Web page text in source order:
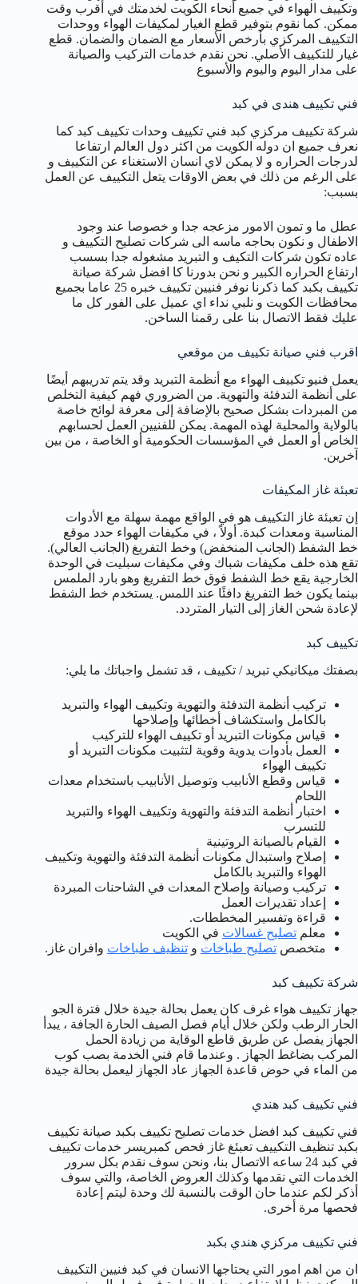
وتكييف الهواء في جميع أنحاء الكويت لخدمتك في أقرب وقت
ممكن. كما نقوم بتوفير قطع الغيار لمكيفات الهواء ووحدات
التكييف المركزي بأرخص الأسعار مع الضمان والضمان. قطع
غيار للتكييف الأصلي. نحن نقدم خدمات التركيب والصيانة
على مدار اليوم واليوم والأسبوع
فني تكييف هندى في كبد
شركة تكييف مركزي كبد فني تكييف وحدات تكييف كبد كما
نعرف جميع ان دوله الكويت من اكثر دول العالم ارتفاعا
لدرجات الحراره و لا يمكن لاي انسان الاستغناء عن التكييف و
على الرغم من ذلك في بعض الاوقات يتعل التكييف عن العمل
بسبب:
عطل ما و تمون الامور مزعجه جدا و خصوصا عند وجود
الاطفال و نكون بحاجه ماسه الى شركات تصليح التكييف و
عاده تكون شركات التكيف و التبريد مشغوله جدا بسسب
ارتفاع الحراره الكبير و نحن بدورنا كا افضل شركة صيانة
تكييف بكبد كما ذكرنا نوفر فنيين تكييف خبره 25 عاما بجميع
محافظات الكويت و نلبي نداء اي عميل على الفور كل ما
عليك فقط الاتصال بنا على رقمنا الساخن.
اقرب فني صيانة تكييف من موقعي
يعمل فنيو تكييف الهواء مع أنظمة التبريد وقد يتم تدريبهم أيضًا
على أنظمة التدفئة والتهوية. من الضروري فهم كيفية التخلص
من المبردات بشكل صحيح بالإضافة إلى معرفة لوائح خاصة
بالولاية والمحلية لهذه المهمة. يمكن للفنيين العمل لحسابهم
الخاص أو العمل في المؤسسات الحكومية أو الخاصة ، من بين
آخرين.
تعبئة غاز المكيفات
إن تعبئة غاز التكييف هو في الواقع مهمة سهلة مع الأدوات
المناسبة ومعدات كبدة. أولاً ، في مكيفات الهواء حدد موقع
خط الشفط (الجانب المنخفض) وخط التفريغ (الجانب العالي).
تقع هذه خلف مكيفات شباك وفي مكيفات سبليت في الوحدة
الخارجية يقع خط الشفط فوق خط التفريغ وهو بارد الملمس
بينما يكون خط التفريغ دافئًا عند اللمس. يستخدم خط الشفط
لإعادة شحن الغاز إلى التيار المتردد.
تكييف كبد
بصفتك ميكانيكي تبريد / تكييف ، قد تشمل واجباتك ما يلي:
تركيب أنظمة التدفئة والتهوية وتكييف الهواء والتبريد
بالكامل واستكشاف أخطائها وإصلاحها
قياس مكونات التبريد أو تكييف الهواء للتركيب
العمل بأدوات يدوية وقوية لتثبيت مكونات التبريد أو
تكييف الهواء
قياس وقطع الأنابيب وتوصيل الأنابيب باستخدام معدات
اللحام
اختبار أنظمة التدفئة والتهوية وتكييف الهواء والتبريد
للتسرب
القيام بالصيانة الروتينية
إصلاح واستبدال مكونات أنظمة التدفئة والتهوية وتكييف
الهواء والتبريد بالكامل
تركيب وصيانة وإصلاح المعدات في الشاحنات المبردة
إعداد تقديرات العمل
قراءة وتفسير المخططات.
معلم تصليح غسالات في الكويت
متخصص تصليح طباخات و تنظيف طباخات وافران غاز.
شركة تكييف كبد
جهاز تكييف هواء غرف كان يعمل بحالة جيدة خلال فترة الجو
الحار الرطب ولكن خلال أيام فصل الصيف الحارة الجافة ، يبدأ
الجهاز يفصل عن طريق قاطع الوقاية من زيادة الحمل
المركب بضاغط الجهاز . وعندما قام فني الخدمة بصب كوب
من الماء في حوض قاعدة الجهاز عاد الجهاز ليعمل بحالة جيدة
فني تكييف كبد هندي
فني تكييف كبد افضل خدمات تصليح تكييف بكبد صيانة تكييف
بكبد تنظيف التكييف تعبئغ غاز فحص كمبريسر خدمات تكييف
في كبد 24 ساعه الاتصال بنا، ونحن سوف نقدم بكل سرور
الخدمات التي نقدمها وكذلك العروض الخاصة، والتي سوف
أذكر لكم عندما حان الوقت بالنسبة لك وحدة ليتم إعادة
فحصها مرة أخرى.
فني تكييف مركزي هندي بكبد
ان من اهم امور التي يحتاجها الانسان في كبد فنيين التكييف